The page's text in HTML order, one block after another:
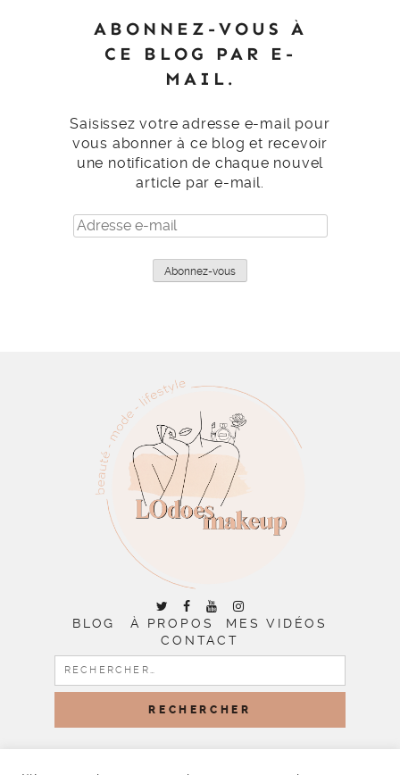
ABONNEZ-VOUS À
CE BLOG PAR E-
MAIL.
Saisissez votre adresse e-mail pour
vous abonner à ce blog et recevoir
une notification de chaque nouvel
article par e-mail.
Adresse
e-
Abonnez-vous
BLOG À PROPOS
MES VIDÉOS
CONTACT
RECHERCHER :